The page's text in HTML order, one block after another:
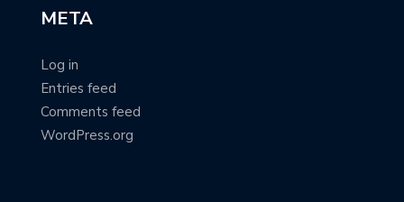
META
Log in
Entries feed
Comments feed
WordPress.org